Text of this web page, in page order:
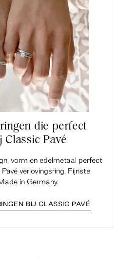
die perfect
Classic Pavé
vorm en edelmetaal perfect
verlovingsring. Fijnste
in Germany.
BIJ CLASSIC PAVÉ